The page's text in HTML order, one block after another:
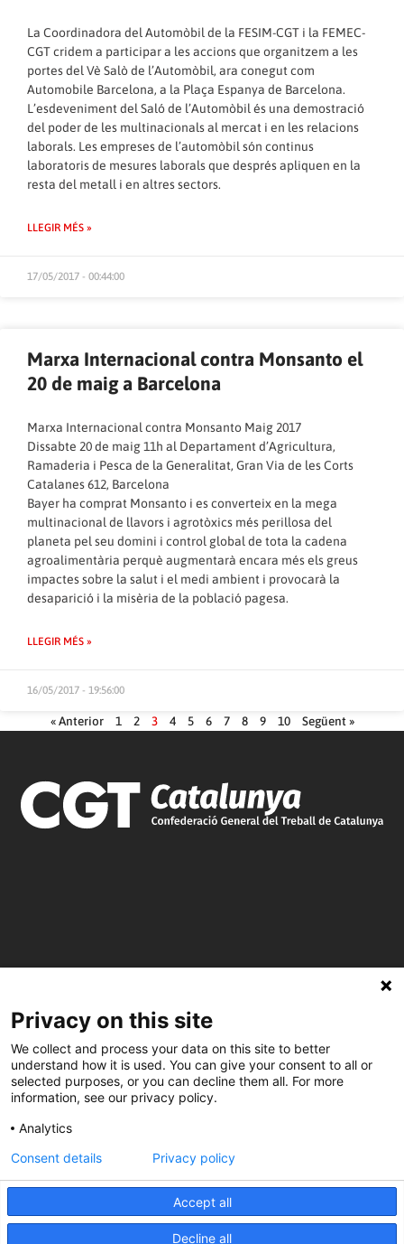
La Coordinadora del Automòbil de la FESIM-CGT i la FEMEC-
CGT cridem a participar a les accions que organitzem a les
portes del Vè Salò de l’Automòbil, ara conegut com
Automobile Barcelona, a la Plaça Espanya de Barcelona.
L’esdeveniment del Saló de l’Automòbil és una demostració
del poder de les multinacionals al mercat i en les relacions
laborals. Les empreses de l’automòbil són continus
laboratoris de mesures laborals que després apliquen en la
resta del metall i en altres sectors.
LLEGIR MÉS »
17/05/2017 - 00:44:00
Marxa Internacional contra Monsanto el
20 de maig a Barcelona
Marxa Internacional contra Monsanto Maig 2017
Dissabte 20 de maig 11h al Departament d’Agricultura,
Ramaderia i Pesca de la Generalitat, Gran Via de les Corts
Catalanes 612, Barcelona
Bayer ha comprat Monsanto i es converteix en la mega
multinacional de llavors i agrotòxics més perillosa del
planeta pel seu domini i control global de tota la cadena
agroalimentària perquè augmentarà encara més els greus
impactes sobre la salut i el medi ambient i provocarà la
desaparició i la misèria de la població pagesa.
LLEGIR MÉS »
16/05/2017 - 19:56:00
« Anterior 1 2 3 4 5 6 7 8 9 10 Següent »
C/ Burgos 59, Baixos – 08014 Barcelona
spccc@spcgtcatalunya.cat
935 120 481
@CGTCatalunya
Privacy on this site
We collect and process your data on this site to better
understand how it is used. You can give your consent to all or
selected purposes, or you can decline them all. For more
information, see our privacy policy.
Analytics
Accept all
Decline all
Consent details Privacy policy